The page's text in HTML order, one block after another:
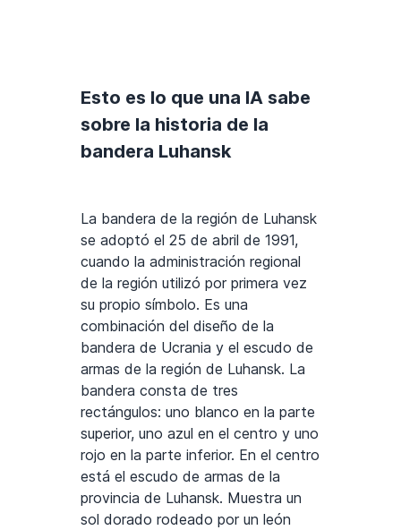
Esto es lo que una IA sabe
sobre la historia de la
bandera Luhansk
La bandera de la región de Luhansk
se adoptó el 25 de abril de 1991,
cuando la administración regional
de la región utilizó por primera vez
su propio símbolo. Es una
combinación del diseño de la
bandera de Ucrania y el escudo de
armas de la región de Luhansk. La
bandera consta de tres
rectángulos: uno blanco en la parte
superior, uno azul en el centro y uno
rojo en la parte inferior. En el centro
está el escudo de armas de la
provincia de Luhansk. Muestra un
sol dorado rodeado por un león